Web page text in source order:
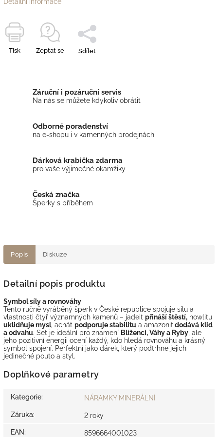
Tisk Zeptat se Sdílet
Záruční i pozáruční servis
Na nás se můžete kdykoliv obrátit
Odborné poradenství
na e-shopu i v kamenných prodejnách
Dárková krabička zdarma
pro vaše výjimečné okamžiky
Česká značka
Šperky s příběhem
Popis Diskuze
Detailní popis produktu
Symbol síly a rovnováhy
Tento ručně vyráběný šperk v České republice spojuje sílu a
vlastnosti čtyř významných kamenů – jadeit přináší štěstí, howlitu
uklidňuje mysl, achát podporuje stabilitu a amazonitdodává klid
a odvahu. Set je ideální pro znamení Blíženci, Váhy a Ryby, ale
jeho pozitivní energii ocení každý, kdo hledá rovnováhu a krásný
symbol spojení. Perfektní jako dárek, který podtrhne jejich
jedinečné pouto a styl.
Doplňkové parametry
Kategorie: NÁRAMKY MINERÁLNÍ
Záruka: 2 roky
EAN: 8596664001023